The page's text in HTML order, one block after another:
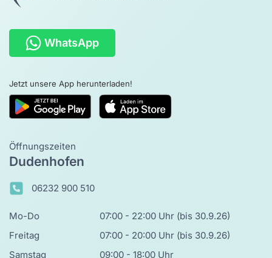
WhatsApp
Jetzt unsere App herunterladen!
Öffnungszeiten
Dudenhofen
06232 900 510
Mo-Do
07:00 - 22:00 Uhr (bis 30.9.26)
Freitag
07:00 - 20:00 Uhr (bis 30.9.26)
Samstag
09:00 - 18:00 Uhr